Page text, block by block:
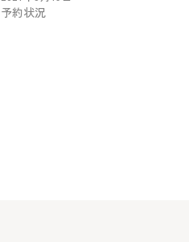
予約状況